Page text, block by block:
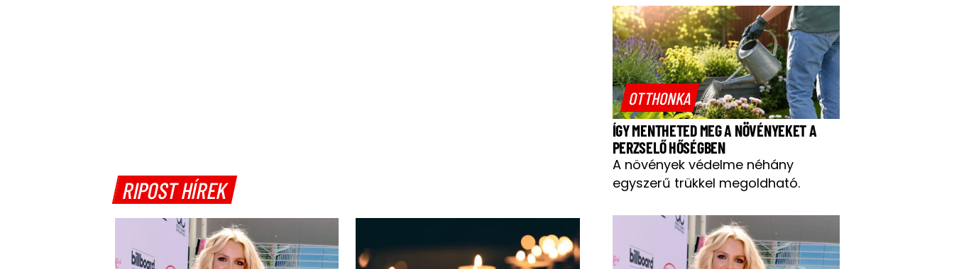
RIPOST HÍREK
OTTHONKA
ÍGY MENTHETED MEG A NÖVÉNYEKET A
PERZSELŐ HŐSÉGBEN
A növények védelme néhány
egyszerű trükkel megoldható.